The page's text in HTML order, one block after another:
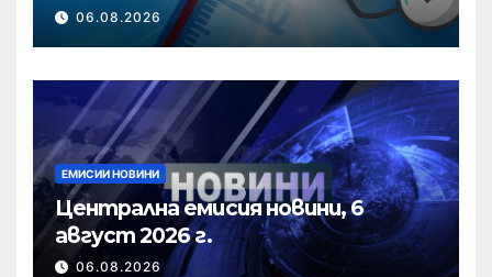
06.08.2026
ЕМИСИИ НОВИНИ
Централна емисия новини, 6
август 2026 г.
06.08.2026